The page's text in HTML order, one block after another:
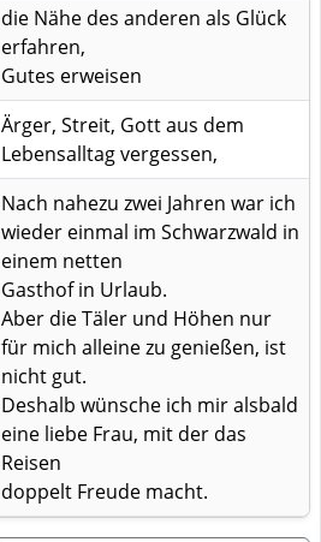
die Nähe des anderen als Glück
erfahren,
Gutes erweisen
Ärger, Streit, Gott aus dem
Lebensalltag vergessen,
Nach nahezu zwei Jahren war ich
wieder einmal im Schwarzwald in
einem netten
Gasthof in Urlaub.
Aber die Täler und Höhen nur
für mich alleine zu genießen, ist
nicht gut.
Deshalb wünsche ich mir alsbald
eine liebe Frau, mit der das
Reisen
doppelt Freude macht.